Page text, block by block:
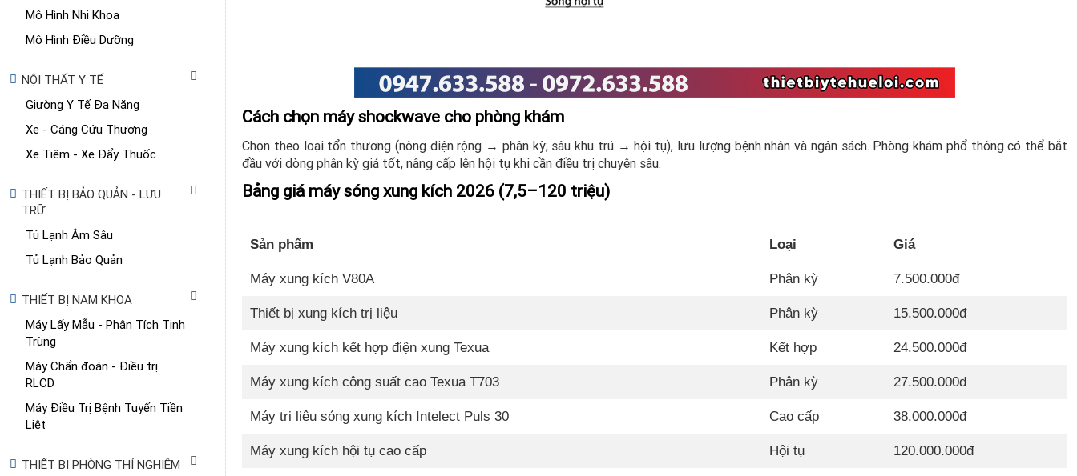
Mô Hình Nhi Khoa
Mô Hình Điều Dưỡng
NỘI THẤT Y TẾ
Giường Y Tế Đa Năng
Xe - Cáng Cứu Thương
Xe Tiêm - Xe Đẩy Thuốc
THIẾT BỊ BẢO QUẢN - LƯU
TRỮ
Tủ Lạnh Âm Sâu
Tủ Lạnh Bảo Quản
THIẾT BỊ NAM KHOA
Máy Lấy Mẫu - Phân Tích Tinh
Trùng
Máy Chẩn đoán - Điều trị
RLCD
Máy Điều Trị Bệnh Tuyến Tiền
Liệt
THIẾT BỊ PHÒNG THÍ NGHIỆM
Cách chọn máy shockwave cho phòng khám
Chọn theo loại tổn thương (nông diện rộng → phân kỳ; sâu khu trú → hội tụ), lưu lượng bệnh nhân và ngân sách. Phòng khám phổ thông có thể bắt
đầu với dòng phân kỳ giá tốt, nâng cấp lên hội tụ khi cần điều trị chuyên sâu.
Bảng giá máy sóng xung kích 2026 (7,5–120 triệu)
Sản phẩm Loại Giá
Máy xung kích V80A Phân kỳ 7.500.000đ
Thiết bị xung kích trị liệu Phân kỳ 15.500.000đ
Máy xung kích kết hợp điện xung Texua Kết hợp 24.500.000đ
Máy xung kích công suất cao Texua T703 Phân kỳ 27.500.000đ
Máy trị liệu sóng xung kích Intelect Puls 30 Cao cấp 38.000.000đ
Máy xung kích hội tụ cao cấp Hội tụ 120.000.000đ